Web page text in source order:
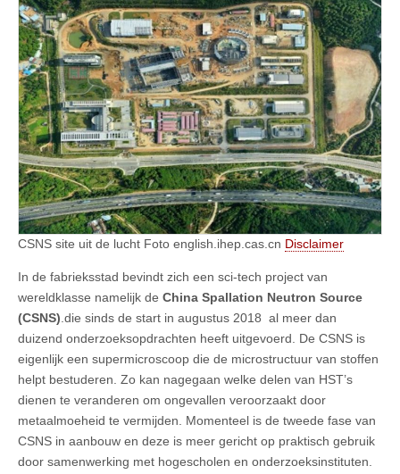
CSNS site uit de lucht Foto english.ihep.cas.cn Disclaimer
In de fabrieksstad bevindt zich een sci-tech project van
wereldklasse namelijk de China Spallation Neutron Source
(CSNS).die sinds de start in augustus 2018 al meer dan
duizend onderzoeksopdrachten heeft uitgevoerd. De CSNS is
eigenlijk een supermicroscoop die de microstructuur van stoffen
helpt bestuderen. Zo kan nagegaan welke delen van HST’s
dienen te veranderen om ongevallen veroorzaakt door
metaalmoeheid te vermijden. Momenteel is de tweede fase van
CSNS in aanbouw en deze is meer gericht op praktisch gebruik
door samenwerking met hogescholen en onderzoeksinstituten.